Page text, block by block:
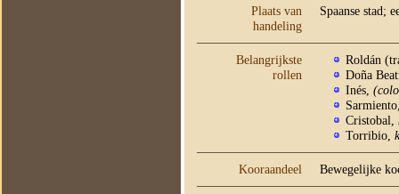
Plaats van
handeling
Spaanse stad;
Belangrijkste
rollen
Roldán
Doña
Inés,
Cristobal,
Torribio,
Kooraandeel Bewegelijke